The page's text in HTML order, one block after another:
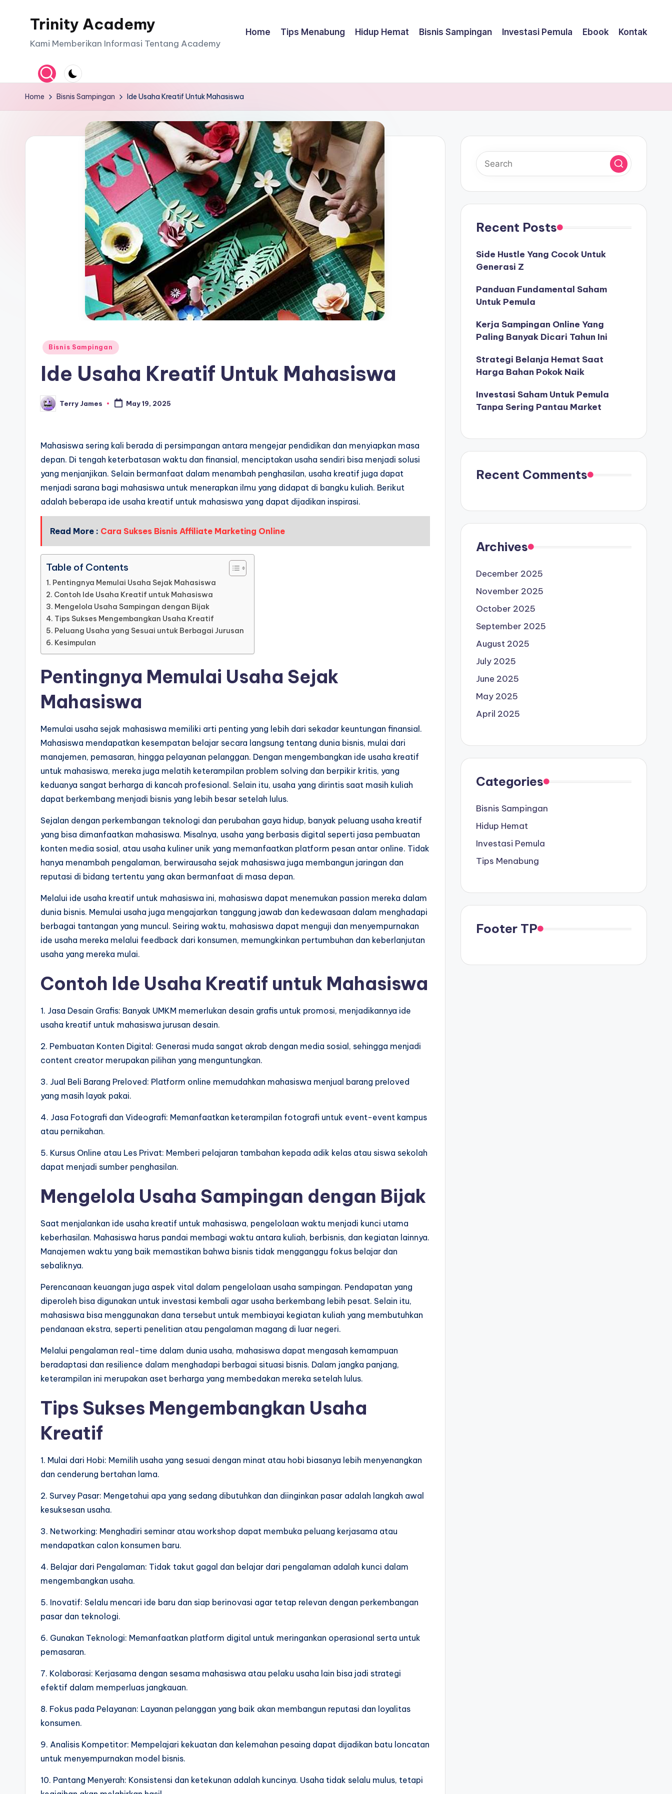
Trinity Academy
Kami Memberikan Informasi Tentang Academy
Home Tips Menabung Hidup Hemat Bisnis Sampingan Investasi Pemula Ebook Kontak
Home Bisnis Sampingan Ide Usaha Kreatif Untuk Mahasiswa
Posted
Bisnis Sampingan
Ide Usaha Kreatif Untuk Mahasiswa
Posted
by
Terry James May 19, 2025
Mahasiswa sering kali berada di persimpangan antara mengejar pendidikan dan menyiapkan masa
depan. Di tengah keterbatasan waktu dan finansial, menciptakan usaha sendiri bisa menjadi solusi
yang menjanjikan. Selain bermanfaat dalam menambah penghasilan, usaha kreatif juga dapat
menjadi sarana bagi mahasiswa untuk menerapkan ilmu yang didapat di bangku kuliah. Berikut
adalah beberapa ide usaha kreatif untuk mahasiswa yang dapat dijadikan inspirasi.
Read More : Cara Sukses Bisnis Affiliate Marketing Online
Table of Contents
Pentingnya Memulai Usaha Sejak Mahasiswa
Contoh Ide Usaha Kreatif untuk Mahasiswa
Mengelola Usaha Sampingan dengan Bijak
Tips Sukses Mengembangkan Usaha Kreatif
Peluang Usaha yang Sesuai untuk Berbagai Jurusan
Kesimpulan
Pentingnya Memulai Usaha Sejak
Mahasiswa
Memulai usaha sejak mahasiswa memiliki arti penting yang lebih dari sekadar keuntungan finansial.
Mahasiswa mendapatkan kesempatan belajar secara langsung tentang dunia bisnis, mulai dari
manajemen, pemasaran, hingga pelayanan pelanggan. Dengan mengembangkan ide usaha kreatif
untuk mahasiswa, mereka juga melatih keterampilan problem solving dan berpikir kritis, yang
keduanya sangat berharga di kancah profesional. Selain itu, usaha yang dirintis saat masih kuliah
dapat berkembang menjadi bisnis yang lebih besar setelah lulus.
Sejalan dengan perkembangan teknologi dan perubahan gaya hidup, banyak peluang usaha kreatif
yang bisa dimanfaatkan mahasiswa. Misalnya, usaha yang berbasis digital seperti jasa pembuatan
konten media sosial, atau usaha kuliner unik yang memanfaatkan platform pesan antar online. Tidak
hanya menambah pengalaman, berwirausaha sejak mahasiswa juga membangun jaringan dan
reputasi di bidang tertentu yang akan bermanfaat di masa depan.
Melalui ide usaha kreatif untuk mahasiswa ini, mahasiswa dapat menemukan passion mereka dalam
dunia bisnis. Memulai usaha juga mengajarkan tanggung jawab dan kedewasaan dalam menghadapi
berbagai tantangan yang muncul. Seiring waktu, mahasiswa dapat menguji dan menyempurnakan
ide usaha mereka melalui feedback dari konsumen, memungkinkan pertumbuhan dan keberlanjutan
usaha yang mereka mulai.
Contoh Ide Usaha Kreatif untuk Mahasiswa
1. Jasa Desain Grafis: Banyak UMKM memerlukan desain grafis untuk promosi, menjadikannya ide
usaha kreatif untuk mahasiswa jurusan desain.
2. Pembuatan Konten Digital: Generasi muda sangat akrab dengan media sosial, sehingga menjadi
content creator merupakan pilihan yang menguntungkan.
3. Jual Beli Barang Preloved: Platform online memudahkan mahasiswa menjual barang preloved
yang masih layak pakai.
4. Jasa Fotografi dan Videografi: Memanfaatkan keterampilan fotografi untuk event-event kampus
atau pernikahan.
5. Kursus Online atau Les Privat: Memberi pelajaran tambahan kepada adik kelas atau siswa sekolah
dapat menjadi sumber penghasilan.
Mengelola Usaha Sampingan dengan Bijak
Saat menjalankan ide usaha kreatif untuk mahasiswa, pengelolaan waktu menjadi kunci utama
keberhasilan. Mahasiswa harus pandai membagi waktu antara kuliah, berbisnis, dan kegiatan lainnya.
Manajemen waktu yang baik memastikan bahwa bisnis tidak mengganggu fokus belajar dan
sebaliknya.
Perencanaan keuangan juga aspek vital dalam pengelolaan usaha sampingan. Pendapatan yang
diperoleh bisa digunakan untuk investasi kembali agar usaha berkembang lebih pesat. Selain itu,
mahasiswa bisa menggunakan dana tersebut untuk membiayai kegiatan kuliah yang membutuhkan
pendanaan ekstra, seperti penelitian atau pengalaman magang di luar negeri.
Melalui pengalaman real-time dalam dunia usaha, mahasiswa dapat mengasah kemampuan
beradaptasi dan resilience dalam menghadapi berbagai situasi bisnis. Dalam jangka panjang,
keterampilan ini merupakan aset berharga yang membedakan mereka setelah lulus.
Tips Sukses Mengembangkan Usaha
Kreatif
1. Mulai dari Hobi: Memilih usaha yang sesuai dengan minat atau hobi biasanya lebih menyenangkan
dan cenderung bertahan lama.
2. Survey Pasar: Mengetahui apa yang sedang dibutuhkan dan diinginkan pasar adalah langkah awal
kesuksesan usaha.
3. Networking: Menghadiri seminar atau workshop dapat membuka peluang kerjasama atau
mendapatkan calon konsumen baru.
4. Belajar dari Pengalaman: Tidak takut gagal dan belajar dari pengalaman adalah kunci dalam
mengembangkan usaha.
5. Inovatif: Selalu mencari ide baru dan siap berinovasi agar tetap relevan dengan perkembangan
pasar dan teknologi.
6. Gunakan Teknologi: Memanfaatkan platform digital untuk meringankan operasional serta untuk
pemasaran.
7. Kolaborasi: Kerjasama dengan sesama mahasiswa atau pelaku usaha lain bisa jadi strategi
efektif dalam memperluas jangkauan.
8. Fokus pada Pelayanan: Layanan pelanggan yang baik akan membangun reputasi dan loyalitas
konsumen.
9. Analisis Kompetitor: Mempelajari kekuatan dan kelemahan pesaing dapat dijadikan batu loncatan
untuk menyempurnakan model bisnis.
10. Pantang Menyerah: Konsistensi dan ketekunan adalah kuncinya. Usaha tidak selalu mulus, tetapi
Recent Posts
Side Hustle Yang Cocok Untuk
Generasi Z
Panduan Fundamental Saham
Untuk Pemula
Kerja Sampingan Online Yang
Paling Banyak Dicari Tahun Ini
Strategi Belanja Hemat Saat
Harga Bahan Pokok Naik
Investasi Saham Untuk Pemula
Tanpa Sering Pantau Market
Recent Comments
Archives
December 2025
November 2025
October 2025
September 2025
August 2025
July 2025
June 2025
May 2025
April 2025
Categories
Bisnis Sampingan
Hidup Hemat
Investasi Pemula
Tips Menabung
Footer TP